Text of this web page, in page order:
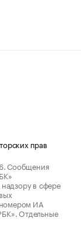
прав
Сообщения
в сфере
ИА
Отдельные